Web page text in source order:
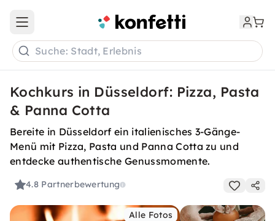
Open main menu
Suche: Stadt, Erlebnis
Kochkurs in Düsseldorf: Pizza, Pasta
& Panna Cotta
Bereite in Düsseldorf ein italienisches 3-Gänge-
Menü mit Pizza, Pasta und Panna Cotta zu und
entdecke authentische Genussmomente.
4.8 Partnerbewertung
Alle Fotos